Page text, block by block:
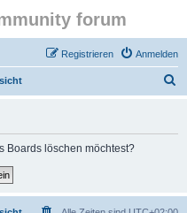
forum
Anmelden
Registrieren
Boards löschen möchtest?